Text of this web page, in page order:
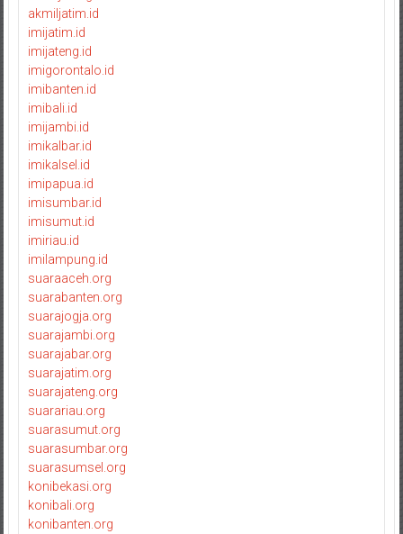
akmiljatim.id
imijatim.id
imijateng.id
imigorontalo.id
imibanten.id
imibali.id
imijambi.id
imikalbar.id
imikalsel.id
imipapua.id
imisumbar.id
imisumut.id
imiriau.id
imilampung.id
suaraaceh.org
suarabanten.org
suarajogja.org
suarajambi.org
suarajabar.org
suarajatim.org
suarajateng.org
suarariau.org
suarasumut.org
suarasumbar.org
suarasumsel.org
konibekasi.org
konibali.org
konibanten.org